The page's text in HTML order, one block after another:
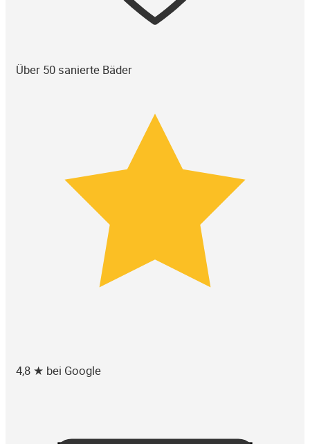
Über 50 sanierte Bäder
4,8 ★ bei Google